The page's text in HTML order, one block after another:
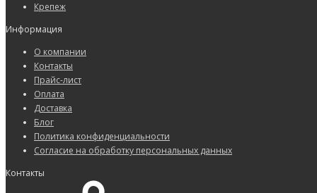
Крепеж
Информация
О компании
Контакты
Прайс-лист
Оплата
Доставка
Блог
Политика конфиденциальности
Согласие на обработку персональных данных
Контакты